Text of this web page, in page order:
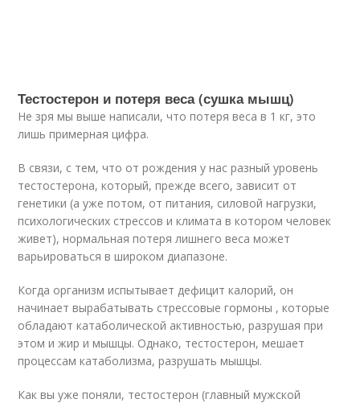
Тестостерон и потеря веса (сушка мышц)
Не зря мы выше написали, что потеря веса в 1 кг, это
лишь примерная цифра.
В связи, с тем, что от рождения у нас разный уровень
тестостерона, который, прежде всего, зависит от
генетики (а уже потом, от питания, силовой нагрузки,
психологических стрессов и климата в котором человек
живет), нормальная потеря лишнего веса может
варьироваться в широком диапазоне.
Когда организм испытывает дефицит калорий, он
начинает вырабатывать стрессовые гормоны , которые
обладают катаболической активностью, разрушая при
этом и жир и мышцы. Однако, тестостерон, мешает
процессам катаболизма, разрушать мышцы.
Как вы уже поняли, тестостерон (главный мужской